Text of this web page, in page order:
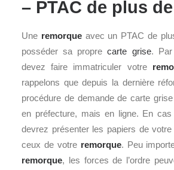
– PTAC de plus
Une remorqueavec un PTAC de
posséder sa proprecarte grise. Par
devez faire immatriculer votre
rappelons que depuis la dernière
procédure de demande de carte
en préfecture, mais en ligne. En
devrez présenter les papiers de
ceux de votre remorque. Peu
remorque, les forces de l’ordre